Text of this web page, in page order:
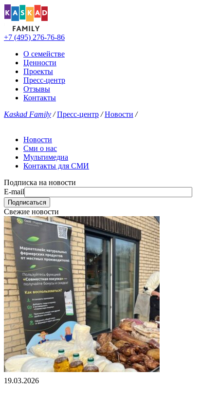
+7 (495) 276-76-86
О семействе
Ценности
Проекты
Пресс-центр
Отзывы
Контакты
Kaskad Family / Пресс-центр / Новости /
Новости
Сми о нас
Мультимедиа
Контакты для СМИ
Подписка на новости
E-mail
Свежие новости
19.03.2026